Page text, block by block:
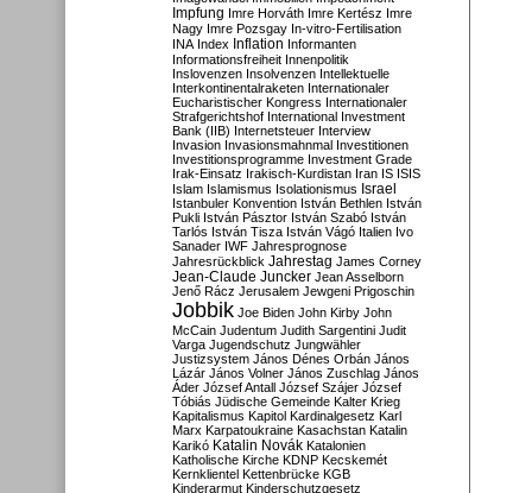
Impfung Imre Horváth Imre Kertész Imre
Nagy Imre Pozsgay In-vitro-Fertilisation
INA Index Inflation Informanten
Informationsfreiheit Innenpolitik
Inslovenzen Insolvenzen Intellektuelle
Interkontinentalraketen Internationaler
Eucharistischer Kongress Internationaler
Strafgerichtshof International Investment
Bank (IIB) Internetsteuer Interview
Invasion Invasionsmahnmal Investitionen
Investitionsprogramme Investment Grade
Irak-Einsatz Irakisch-Kurdistan Iran IS ISIS
Islam Islamismus Isolationismus Israel
Istanbuler Konvention István Bethlen István
Pukli István Pásztor István Szabó István
Tarlós István Tisza István Vágó Italien Ivo
Sanader IWF Jahresprognose
Jahresrückblick Jahrestag James Corney
Jean-Claude Juncker Jean Asselborn
Jenő Rácz Jerusalem Jewgeni Prigoschin
Jobbik Joe Biden John Kirby John
McCain Judentum Judith Sargentini Judit
Varga Jugendschutz Jungwähler
Justizsystem János Dénes Orbán János
Lázár János Volner János Zuschlag János
Áder József Antall József Szájer József
Tóbiás Jüdische Gemeinde Kalter Krieg
Kapitalismus Kapitol Kardinalgesetz Karl
Marx Karpatoukraine Kasachstan Katalin
Karikó Katalin Novák Katalonien
Katholische Kirche KDNP Kecskemét
Kernklientel Kettenbrücke KGB
Kinderarmut Kinderschutzgesetz